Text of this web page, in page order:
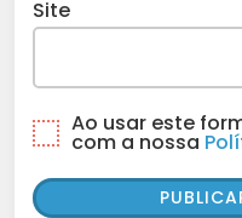
Site
Ao usar este
com a nossa